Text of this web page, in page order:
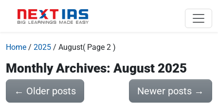
Home / 2025 / August( Page 2 )
Monthly Archives: August 2025
← Older posts Newer posts →